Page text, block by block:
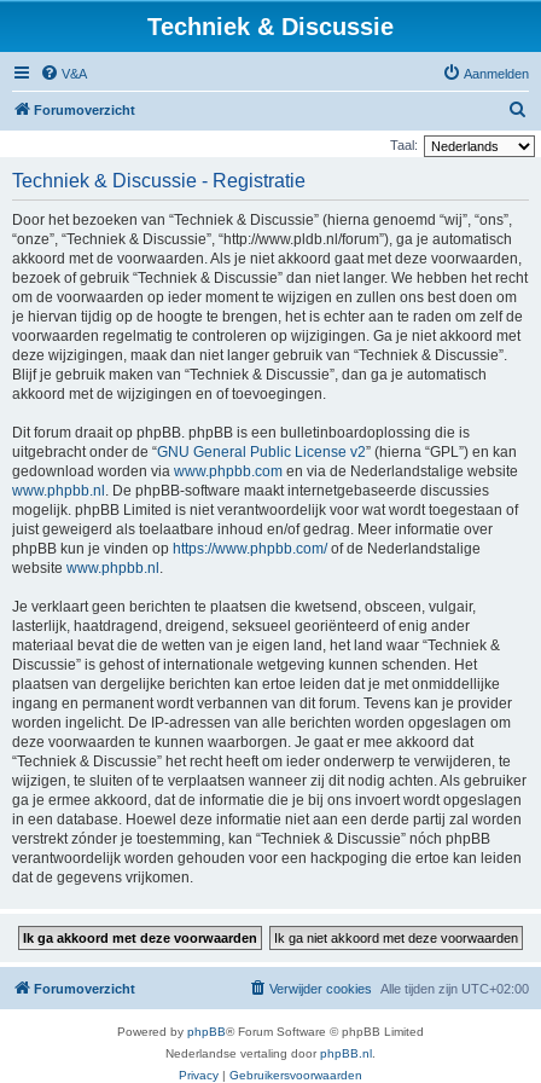
Techniek & Discussie
V&A Aanmelden
Forumoverzicht
o
Taal:
Techniek & Discussie - Registratie
Door het bezoeken van “Techniek & Discussie” (hierna genoemd “wij”, “ons”,
“onze”, “Techniek & Discussie”, “http://www.pldb.nl/forum”), ga je automatisch
akkoord met de voorwaarden. Als je niet akkoord gaat met deze voorwaarden,
bezoek of gebruik “Techniek & Discussie” dan niet langer. We hebben het recht
om de voorwaarden op ieder moment te wijzigen en zullen ons best doen om
je hiervan tijdig op de hoogte te brengen, het is echter aan te raden om zelf de
voorwaarden regelmatig te controleren op wijzigingen. Ga je niet akkoord met
deze wijzigingen, maak dan niet langer gebruik van “Techniek & Discussie”.
Blijf je gebruik maken van “Techniek & Discussie”, dan ga je automatisch
akkoord met de wijzigingen en of toevoegingen.
Dit forum draait op phpBB. phpBB is een bulletinboardoplossing die is
uitgebracht onder de “GNU General Public License v2” (hierna “GPL”) en kan
gedownload worden via www.phpbb.com en via de Nederlandstalige website
www.phpbb.nl . De phpBB-software maakt internetgebaseerde discussies
mogelijk. phpBB Limited is niet verantwoordelijk voor wat wordt toegestaan of
juist geweigerd als toelaatbare inhoud en/of gedrag. Meer informatie over
phpBB kun je vinden op https://www.phpbb.com/of de Nederlandstalige
website www.phpbb.nl .
Je verklaart geen berichten te plaatsen die kwetsend, obsceen, vulgair,
lasterlijk, haatdragend, dreigend, seksueel georiënteerd of enig ander
materiaal bevat die de wetten van je eigen land, het land waar “Techniek &
Discussie” is gehost of internationale wetgeving kunnen schenden. Het
plaatsen van dergelijke berichten kan ertoe leiden dat je met onmiddellijke
ingang en permanent wordt verbannen van dit forum. Tevens kan je provider
worden ingelicht. De IP-adressen van alle berichten worden opgeslagen om
deze voorwaarden te kunnen waarborgen. Je gaat er mee akkoord dat
“Techniek & Discussie” het recht heeft om ieder onderwerp te verwijderen, te
wijzigen, te sluiten of te verplaatsen wanneer zij dit nodig achten. Als gebruiker
ga je ermee akkoord, dat de informatie die je bij ons invoert wordt opgeslagen
in een database. Hoewel deze informatie niet aan een derde partij zal worden
verstrekt zónder je toestemming, kan “Techniek & Discussie” nóch phpBB
verantwoordelijk worden gehouden voor een hackpoging die ertoe kan leiden
dat de gegevens vrijkomen.
Forumoverzicht Alle tijden zijn UTC+02:00
Verwijder cookies
Powered by phpBB® Forum Software © phpBB Limited
Nederlandse vertaling doorphpBB.nl
Privacy | Gebruikersvoorwaarden